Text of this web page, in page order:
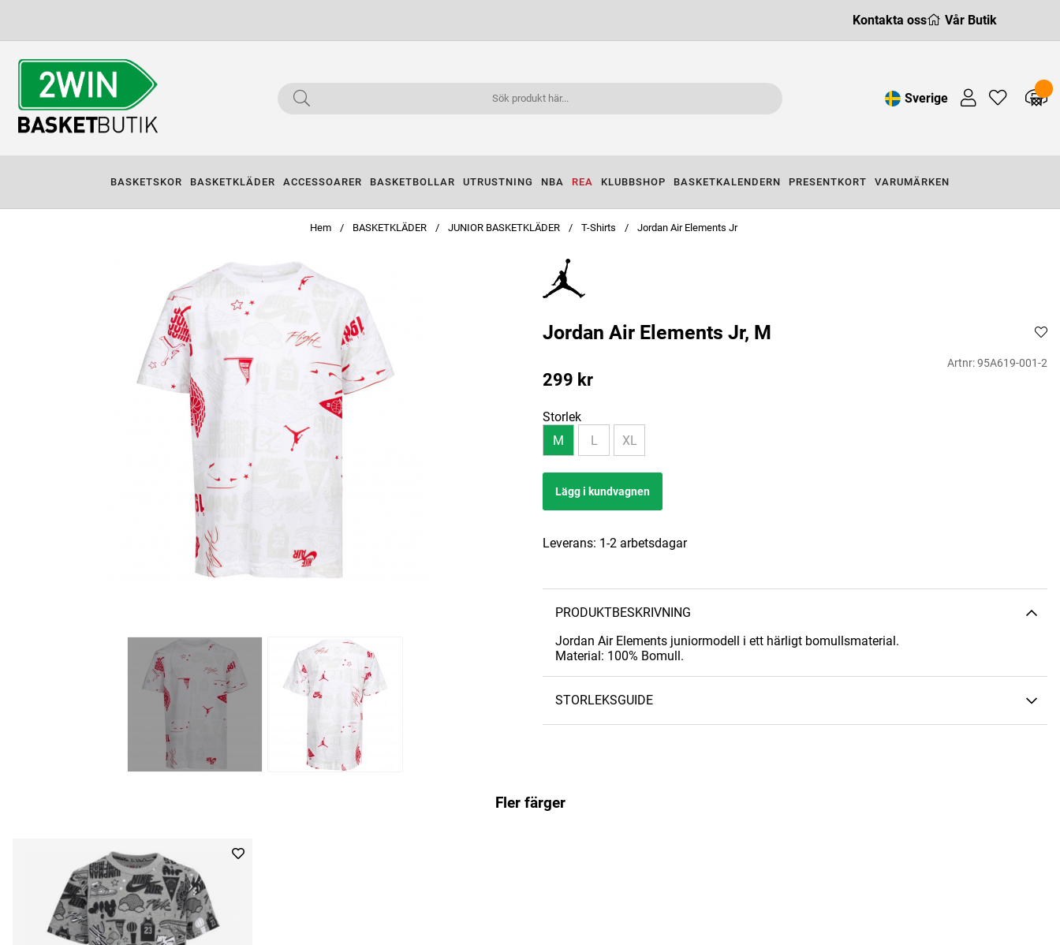
Kontakta oss Vår Butik
Sverige
BASKETSKOR BASKETKLÄDER ACCESSOARER BASKETBOLLAR UTRUSTNING NBA REA KLUBBSHOP BASKETKALENDERN PRESENTKORT VARUMÄRKEN
Hem BASKETKLÄDER JUNIOR BASKETKLÄDER T-Shirts Jordan Air Elements Jr
Jordan Air Elements Jr, M
Artnr:95A619-001-2
299 kr
Storlek
M
L XL
Lägg i kundvagnen
Leverans: 1-2 arbetsdagar
PRODUKTBESKRIVNING
Jordan Air Elements juniormodell i ett härligt bomullsmaterial.
Material: 100% Bomull.
STORLEKSGUIDE
Fler färger